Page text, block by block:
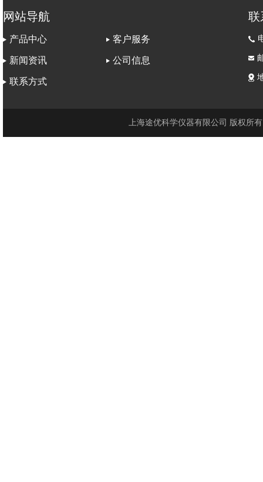
网站导航
产品中心 客户服务
新闻资讯 公司信息
联系方式
联
上海途优科学仪器有限公司 版权所